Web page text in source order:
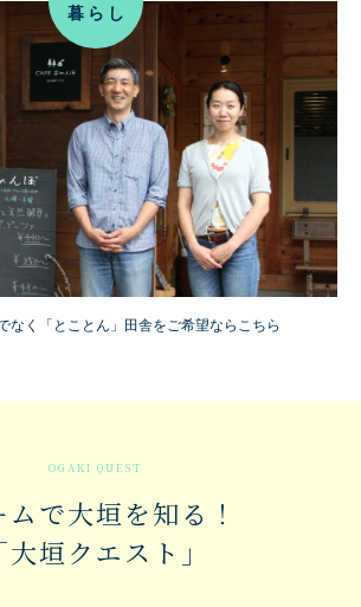
暮らし
なく「とことん」田舎をご希望ならこちら
ムで大垣を知る！
「大垣クエスト」